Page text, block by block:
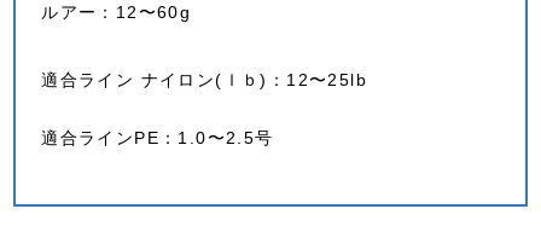
ルアー：12〜60g
適合ライン ナイロン(ｌｂ)：12〜25lb
適合ラインPE：1.0〜2.5号